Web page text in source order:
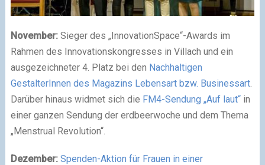
November:Sieger des „InnovationSpace“-Awards im
Rahmen des Innovationskongresses in Villach und ein
ausgezeichneter 4. Platz bei den Nachhaltigen
GestalterInnen des Magazins Lebensart bzw. Businessart.
Darüber hinaus widmet sich die FM4-Sendung „Auf laut“in
einer ganzen Sendung der erdbeerwoche und dem Thema
„Menstrual Revolution“.
Dezember: Spenden-Aktion für Frauen in einer